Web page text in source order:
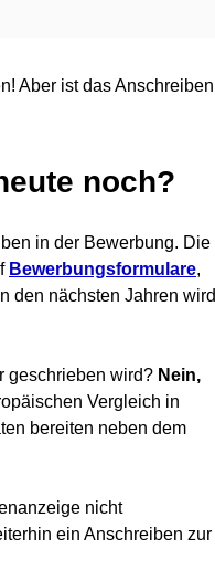
Aber ist das Anschreiben
noch?
in der Bewerbung. Die
Bewerbungsformulare,
den nächsten Jahren wird
geschrieben wird? Nein,
Vergleich in
bereiten neben dem
nicht
ein Anschreiben zur